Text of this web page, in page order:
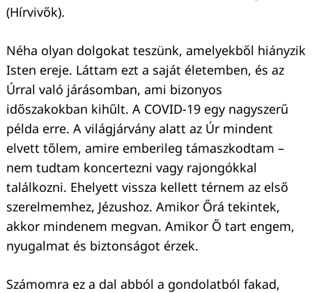
(Hírvivők).
Néha olyan dolgokat teszünk, amelyekből hiányzik
Isten ereje. Láttam ezt a saját életemben, és az
Úrral való járásomban, ami bizonyos
időszakokban kihűlt. A COVID-19 egy nagyszerű
példa erre. A világjárvány alatt az Úr mindent
elvett tőlem, amire emberileg támaszkodtam –
nem tudtam koncertezni vagy rajongókkal
találkozni. Ehelyett vissza kellett térnem az első
szerelmemhez, Jézushoz. Amikor Őrá tekintek,
akkor mindenem megvan. Amikor Ő tart engem,
nyugalmat és biztonságot érzek.
Számomra ez a dal abból a gondolatból fakad,